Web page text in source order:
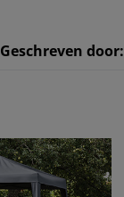
Geschreven door: